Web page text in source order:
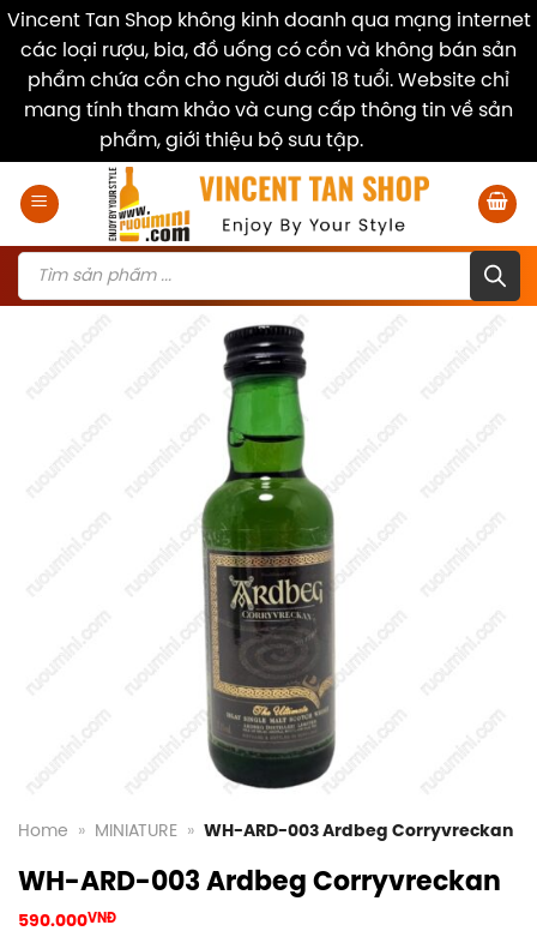
Vincent Tan Shop không kinh doanh qua mạng internet
các loại rượu, bia, đồ uống có cồn và không bán sản
phẩm chứa cồn cho người dưới 18 tuổi. Website chỉ
mang tính tham khảo và cung cấp thông tin về sản
phẩm, giới thiệu bộ sưu tập.
Products
search
Home » MINIATURE » WH-ARD-003 Ardbeg Corryvreckan
WH-ARD-003 Ardbeg Corryvreckan
590.000VNĐ